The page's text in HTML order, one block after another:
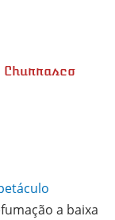
Churrasco
a baixa